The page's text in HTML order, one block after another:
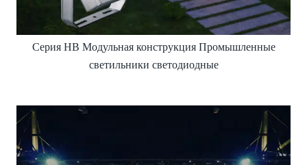
Серия HB Модульная конструкция Промышленные
светильники светодиодные